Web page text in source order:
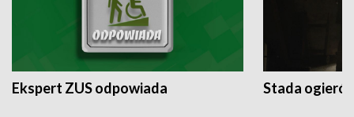
Ekspert ZUS odpowiada Stada